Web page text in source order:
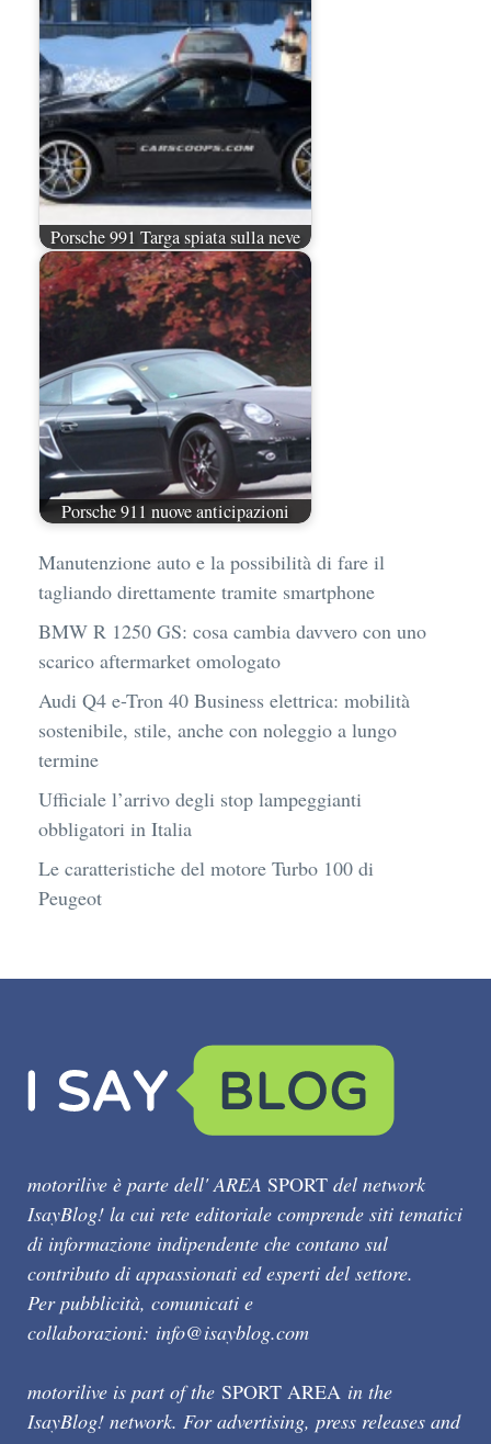
Porsche 991 Targa spiata sulla neve
Porsche 911 nuove anticipazioni
Manutenzione auto e la possibilità di fare il
tagliando direttamente tramite smartphone
BMW R 1250 GS: cosa cambia davvero con uno
scarico aftermarket omologato
Audi Q4 e-Tron 40 Business elettrica: mobilità
sostenibile, stile, anche con noleggio a lungo
termine
Ufficiale l’arrivo degli stop lampeggianti
obbligatori in Italia
Le caratteristiche del motore Turbo 100 di
Peugeot
motorilive è parte dell' AREA SPORT del network
IsayBlog! la cui rete editoriale comprende siti tematici
di informazione indipendente che contano sul
contributo di appassionati ed esperti del settore.
Per pubblicità, comunicati e
collaborazioni: info@isayblog.com
motorilive is part of the SPORT AREA in the
IsayBlog! network. For advertising, press releases and